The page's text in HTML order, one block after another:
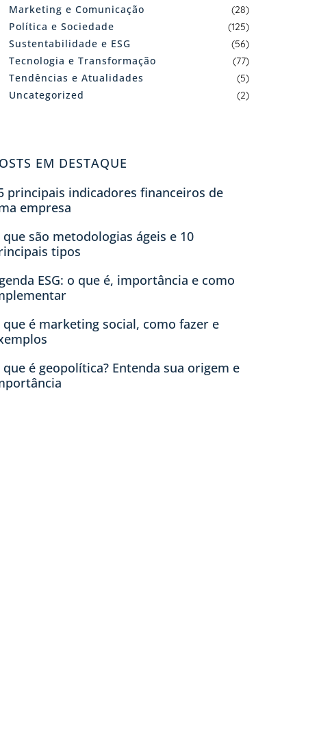
Marketing e Comunicação (28)
Política e Sociedade (125)
Sustentabilidade e ESG (56)
Tecnologia e Transformação (77)
Tendências e Atualidades (5)
Uncategorized (2)
EM DESTAQUE
principais indicadores financeiros de
empresa
que são metodologias ágeis e 10
tipos
ESG: o que é, importância e como
que é marketing social, como fazer e
que é geopolítica? Entenda sua origem e